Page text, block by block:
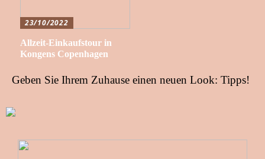
23/10/2022
Allzeit-Einkaufstour in
Kongens Copenhagen
Geben Sie Ihrem Zuhause einen neuen Look: Tipps!